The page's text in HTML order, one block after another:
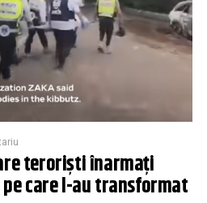
teroriști înarmați
care l-au transformat